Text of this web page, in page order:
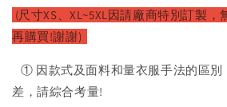
(尺寸XS、XL~5XL因請廠商特別訂製，
再購買!謝謝)
① 因款式及面料和量衣服手法的區別
差，請綜合考量!